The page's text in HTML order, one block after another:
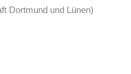
Dortmund und Lünen)